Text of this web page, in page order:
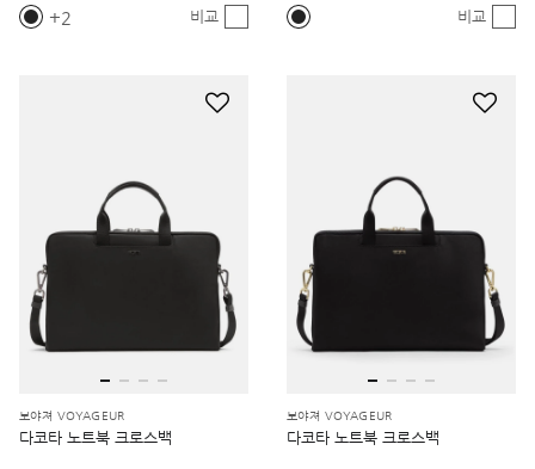
2 비교 비교
보야져 VOYAGEUR
다코타 노트북 크로스백
보야져 VOYAGEUR
다코타 노트북 크로스백